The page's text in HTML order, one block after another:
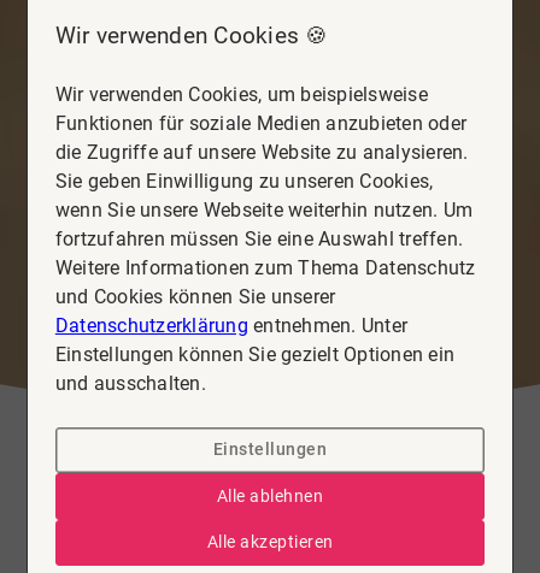
Immobilie kaufen & verkaufen in
Wir verwenden Cookies 🍪
Wir verwenden Cookies, um beispielsweise
Funktionen für soziale Medien anzubieten oder
die Zugriffe auf unsere Website zu analysieren.
Sie geben Einwilligung zu unseren Cookies,
wenn Sie unsere Webseite weiterhin nutzen. Um
fortzufahren müssen Sie eine Auswahl treffen.
Weitere Informationen zum Thema Datenschutz
und Cookies können Sie unserer
Datenschutzerklärung entnehmen. Unter
Einstellungen können Sie gezielt Optionen ein
und ausschalten.
Einstellungen
Alle ablehnen
Alle akzeptieren